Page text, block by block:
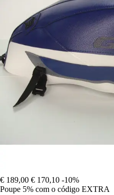
€ 189,00 € 170,10 -10%
Poupe 5% com o código EXTRA